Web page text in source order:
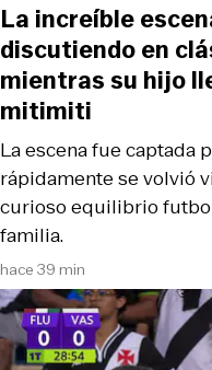
hace 39 min
La escena fue captada
rápidamente se volvió
curioso equilibrio
familia.
La increíble
discutiendo en
mientras su hijo
mitimiti